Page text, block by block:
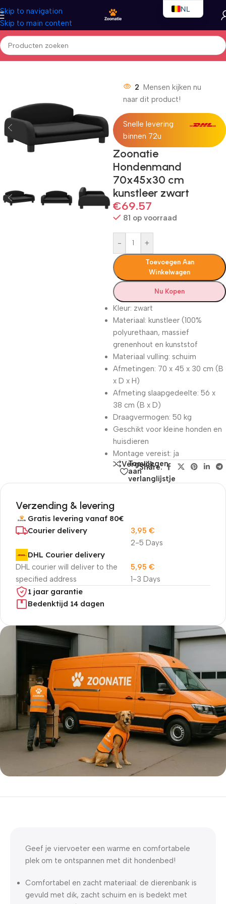
Skip to navigation
Skip to main content
Home/Honden/Hondenbedden
2 Mensen kijken nu
naar dit product!
Snelle levering
binnen 72u
Zoonatie
Hondenmand
70x45x30 cm
kunstleer zwart
€69.57
81 op voorraad
- +
Toevoegen Aan
Winkelwagen
Nu Kopen
Kleur: zwart
Materiaal: kunstleer (100%
polyurethaan, massief
grenenhout en kunststof
Materiaal vulling: schuim
Afmetingen: 70 x 45 x 30 cm (B
x D x H)
Afmeting slaapgedeelte: 56 x
38 cm (B x D)
Draagvermogen: 50 kg
Geschikt voor kleine honden en
huisdieren
Montage vereist: ja
Vergelijk
Toevoegen
aan
verlanglijstje
Share:
Verzending & levering
Gratis levering vanaf 80€
Courier delivery
2-5 Days
3,95 €
DHL Courier delivery
DHL courier will deliver to the
specified address
1-3 Days
5,95 €
1 jaar garantie
Bedenktijd 14 dagen
5% korting met code
Geef je viervoeter een warme en comfortabele
plek om te ontspannen met dit hondenbed!
Comfortabel en zacht materiaal: de dierenbank is
gevuld met dik, zacht schuim en is bedekt met
NL